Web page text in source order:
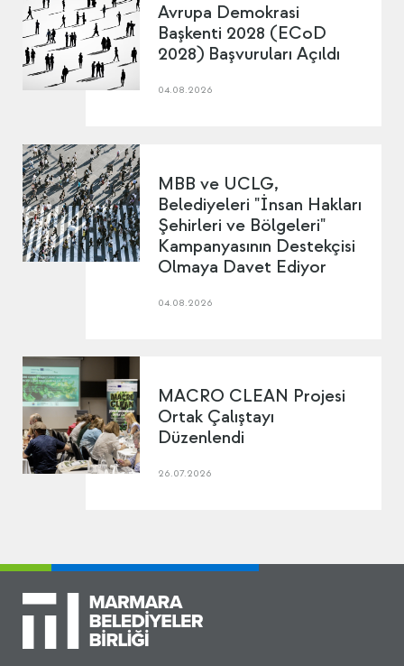
Avrupa Demokrasi
Başkenti 2028 (ECoD
2028) Başvuruları Açıldı
04.08.2026
MBB ve UCLG,
Belediyeleri "İnsan Hakları
Şehirleri ve Bölgeleri"
Kampanyasının Destekçisi
Olmaya Davet Ediyor
04.08.2026
MACRO CLEAN Projesi
Ortak Çalıştayı
Düzenlendi
26.07.2026